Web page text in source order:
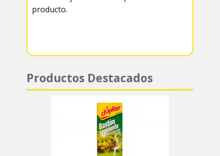
m
p
producto.
Productos Destacados